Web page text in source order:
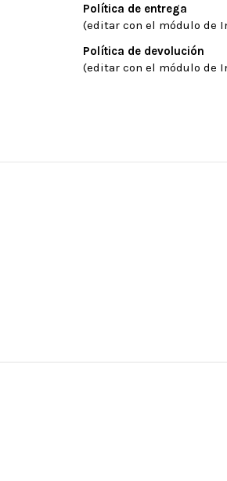
Política de entrega
(editar con el módulo de
Política de devolución
(editar con el módulo de